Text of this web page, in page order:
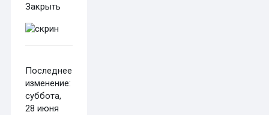
Закрыть
Последнее
изменение:
суббота,
28 июня